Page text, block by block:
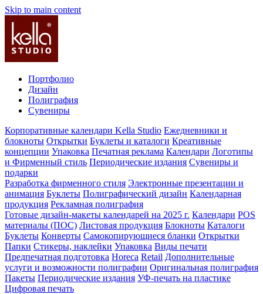
Skip to main content
Портфолио
Дизайн
Полиграфия
Сувениры
Корпоративные календари Kella Studio Ежедневники и
блокноты Открытки Буклеты и каталоги Креативные
концепции Упаковка Печатная реклама Календари Логотипы
и Фирменный стиль Периодические издания Сувениры и
подарки
Разработка фирменного стиля Электронные презентации и
анимация Буклеты Полиграфический дизайн Календарная
продукция Рекламная полиграфия
Готовые дизайн-макеты календарей на 2025 г. Календари POS
материалы (ПОС) Листовая продукция Блокноты Каталоги
Буклеты Конверты Самокопирующиеся бланки Открытки
Папки Стикеры, наклейки Упаковка Виды печати
Предпечатная подготовка Horeca Retail Дополнительные
услуги и возможности полиграфии Оригинальная полиграфия
Пакеты Периодические издания УФ-печать на пластике
Цифровая печать